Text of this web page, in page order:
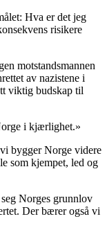
Hva er det jeg
risikere
motstandsmannen
av nazistene i
viktig budskap til
i kjærlighet.»
bygger Norge videre
som kjempet, led og
Norges grunnlov
Der bærer også vi